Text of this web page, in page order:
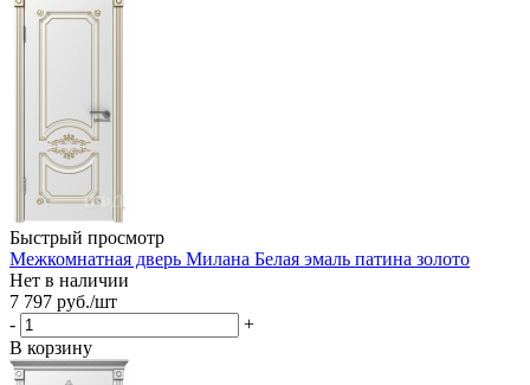
Быстрый просмотр
Межкомнатная дверь Милана Белая эмаль патина золото
Нет в наличии
7 797 руб./шт
-
+
В корзину